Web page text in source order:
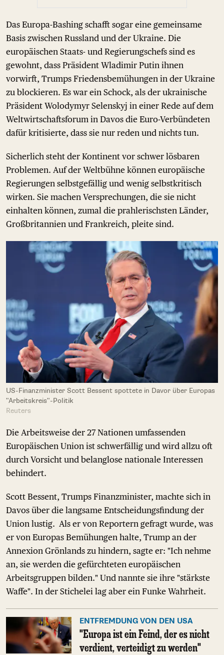
Das Europa-Bashing schafft sogar eine gemeinsame
Basis zwischen Russland und der Ukraine. Die
europäischen Staats- und Regierungschefs sind es
gewohnt, dass Präsident Wladimir Putin ihnen
vorwirft, Trumps Friedensbemühungen in der Ukraine
zu blockieren. Es war ein Schock, als der ukrainische
Präsident Wolodymyr Selenskyj in einer Rede auf dem
Weltwirtschaftsforum in Davos die Euro-Verbündeten
dafür kritisierte, dass sie nur reden und nichts tun.
Sicherlich steht der Kontinent vor schwer lösbaren
Problemen. Auf der Weltbühne können europäische
Regierungen selbstgefällig und wenig selbstkritisch
wirken. Sie machen Versprechungen, die sie nicht
einhalten können, zumal die prahlerischsten Länder,
Großbritannien und Frankreich, pleite sind.
US-Finanzminister Scott Bessent spottete in Davor über Europas
"Arbeitskreis"-Politik
Reuters
Die Arbeitsweise der 27 Nationen umfassenden
Europäischen Union ist schwerfällig und wird allzu oft
durch Vorsicht und belanglose nationale Interessen
behindert.
Scott Bessent, Trumps Finanzminister, machte sich in
Davos über die langsame Entscheidungsfindung der
Union lustig. Als er von Reportern gefragt wurde, was
er von Europas Bemühungen halte, Trump an der
Annexion Grönlands zu hindern, sagte er: "Ich nehme
an, sie werden die gefürchteten europäischen
Arbeitsgruppen bilden." Und nannte sie ihre "stärkste
Waffe". In der Stichelei lag aber ein Funke Wahrheit.
ENTFREMDUNG VON DEN USA
"Europa ist ein Feind, der es nicht
verdient, verteidigt zu werden"